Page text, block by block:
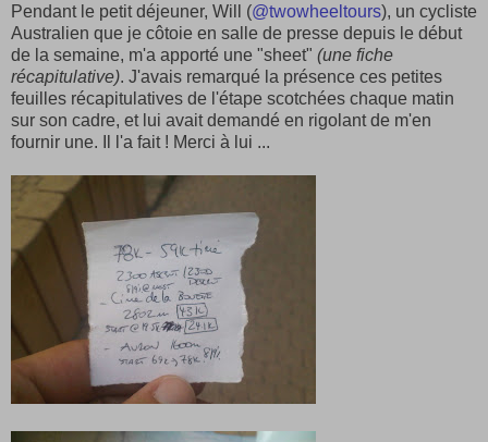
Pendant le petit déjeuner, Will (@twowheeltours), un cycliste
Australien que je côtoie en salle de presse depuis le début
de la semaine, m'a apporté une "sheet" (une fiche
récapitulative). J'avais remarqué la présence ces petites
feuilles récapitulatives de l'étape scotchées chaque matin
sur son cadre, et lui avait demandé en rigolant de m'en
fournir une. Il l'a fait ! Merci à lui ...